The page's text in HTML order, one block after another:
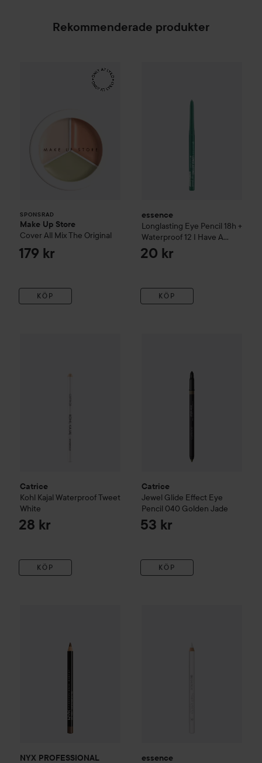
Rekommenderade produkter
SPONSRAD
Make Up Store
Cover All MixThe Original
179 kr
KÖP
Make Up Store
essence
Longlasting Eye Pencil 18h +
Waterproof 12 I Have A
Green
20 kr
KÖP
Catrice
Kohl Kajal WaterproofTweet
White
28 kr
KÖP
Catrice
Jewel Glide Effect Eye
Pencil 040 Golden Jade
53 kr
KÖP
NYX PROFESSIONAL
essence